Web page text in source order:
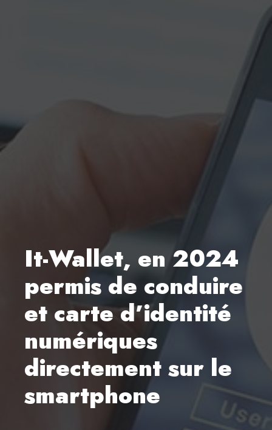
It-Wallet, en 2024
permis de conduire
et carte d’identité
numériques
directement sur le
smartphone